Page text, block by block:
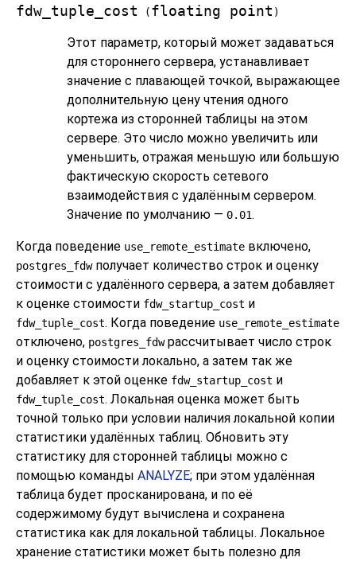
fdw_tuple_cost ( floating point )
Этот параметр, который может задаваться
для стороннего сервера, устанавливает
значение с плавающей точкой, выражающее
дополнительную цену чтения одного
кортежа из сторонней таблицы на этом
сервере. Это число можно увеличить или
уменьшить, отражая меньшую или большую
фактическую скорость сетевого
взаимодействия с удалённым сервером.
Значение по умолчанию — 0.01.
Когда поведение use_remote_estimate включено,
postgres_fdwполучает количество строк и оценку
стоимости с удалённого сервера, а затем добавляет
к оценке стоимости fdw_startup_cost и
fdw_tuple_cost. Когда поведение use_remote_estimate
отключено, postgres_fdwрассчитывает число строк
и оценку стоимости локально, а затем так же
добавляет к этой оценке fdw_startup_cost и
fdw_tuple_cost. Локальная оценка может быть
точной только при условии наличия локальной копии
статистики удалённых таблиц. Обновить эту
статистику для сторонней таблицы можно с
помощью команды ANALYZE; при этом удалённая
таблица будет просканирована, и по её
содержимому будут вычислена и сохранена
статистика как для локальной таблицы. Локальное
хранение статистики может быть полезно для